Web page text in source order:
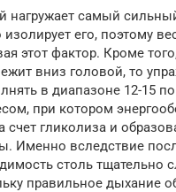
нагружает самый
его, поэтому
этот фактор. Кроме
вниз головой, то
в диапазоне 12-15
при котором
счет гликолиза и
Именно вследствие
столь тщательно
правильное дыхание